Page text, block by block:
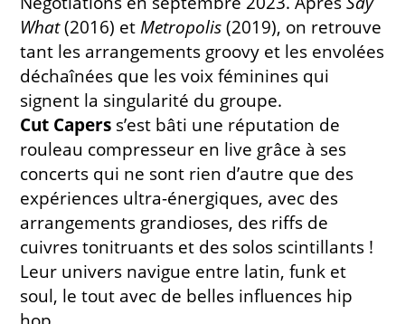
What(2016) etMetropolis(2019), on retrouve
tant les arrangements groovy et les envolées
déchaînées que les voix féminines qui
signent la singularité du groupe.
Cut Capers s’est bâti une réputation de
rouleau compresseur en live grâce à ses
concerts qui ne sont rien d’autre que des
expériences ultra-énergiques, avec des
arrangements grandioses, des riffs de
cuivres tonitruants et des solos scintillants !
Leur univers navigue entre latin, funk et
soul, le tout avec de belles influences hip